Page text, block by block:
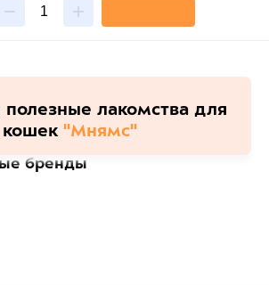
полезные лакомства для
кошек "Мнямс"
бренды